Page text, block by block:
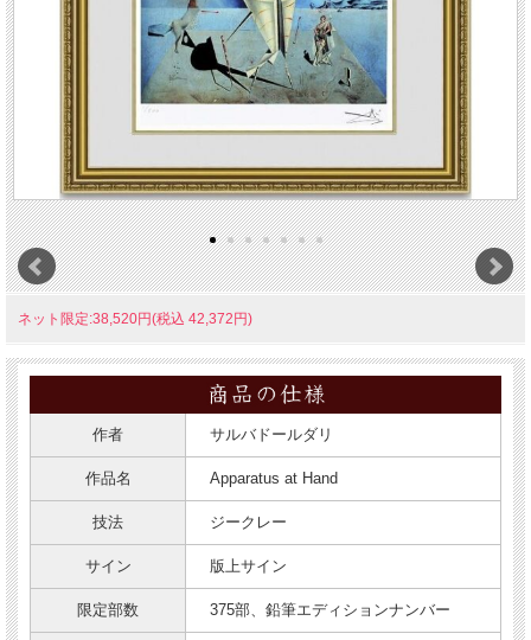
ネット限定:38,520円(税込 42,372円)
作者 サルバドールダリ
作品名 Apparatus at Hand
技法 ジークレー
サイン 版上サイン
限定部数 375部、鉛筆エディションナンバー